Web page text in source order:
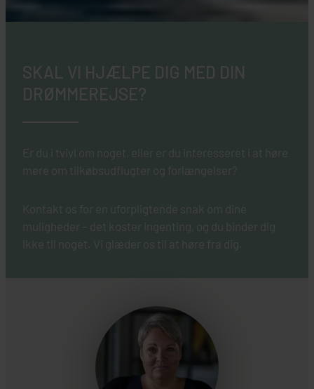
SKAL VI HJÆLPE DIG MED DIN
DRØMMEREJSE?
Er du i tvivl om noget, eller er du interesseret i at høre
mere om tilkøbsudflugter og forlængelser?
Kontakt os for en uforpligtende snak om dine
muligheder – det koster ingenting, og du binder dig
ikke til noget. Vi glæder os til at høre fra dig.